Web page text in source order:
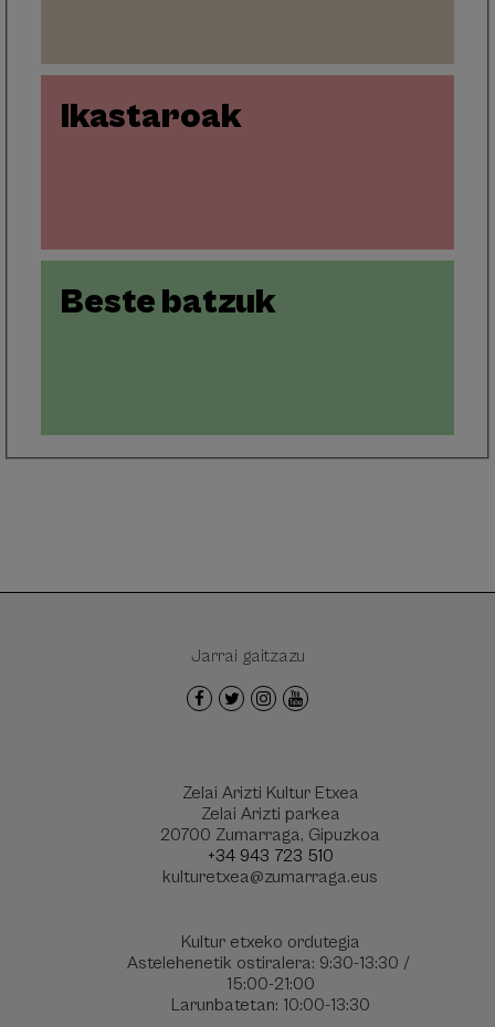
Ikastaroak
Beste batzuk
Zelai Arizti Kultur Etxea
Zelai Arizti parkea
20700 Zumarraga, Gipuzkoa
+34 943 723 510
kulturetxea@zumarraga.eus
Kultur etxeko ordutegia
Astelehenetik ostiralera: 9:30-13:30 /
15:00-21:00
Larunbatetan: 10:00-13:30
Jarrai gaitzazu